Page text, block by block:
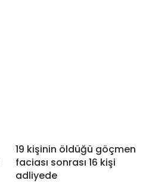
19 kişinin öldüğü göçmen
faciası sonrası 16 kişi
adliyede